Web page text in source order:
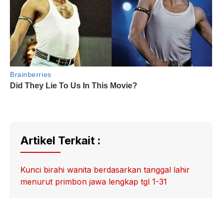
Artikel Terkait :
Kunci birahi wanita berdasarkan tanggal lahir
menurut primbon jawa lengkap tgl 1-31